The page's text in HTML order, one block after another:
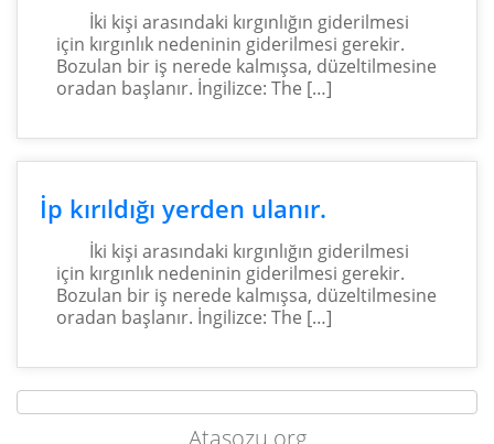
İki kişi arasındaki kırgınlığın giderilmesi
için kırgınlık nedeninin giderilmesi gerekir.
Bozulan bir iş nerede kalmışsa, düzeltilmesine
oradan başlanır. İngilizce: The […]
İp kırıldığı yerden ulanır.
İki kişi arasındaki kırgınlığın giderilmesi
için kırgınlık nedeninin giderilmesi gerekir.
Bozulan bir iş nerede kalmışsa, düzeltilmesine
oradan başlanır. İngilizce: The […]
Atasozu.org